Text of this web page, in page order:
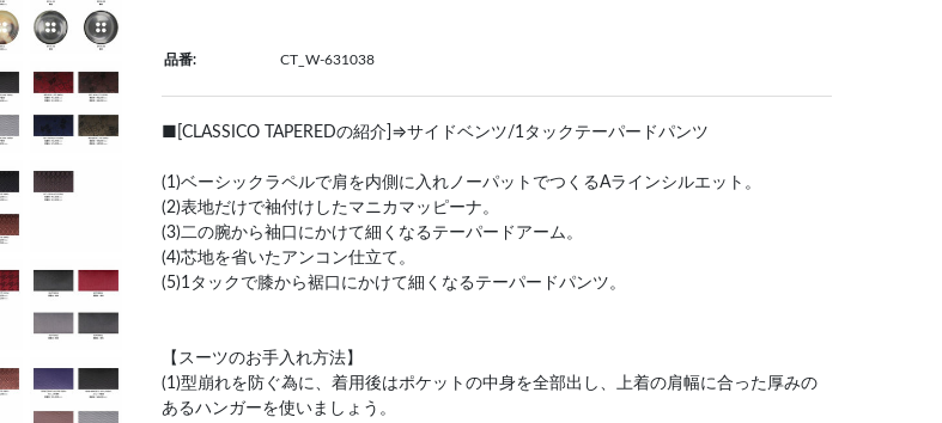
品番: CT_W-631038
■[CLASSICO TAPEREDの紹介]⇒サイドベンツ/1タックテーパードパンツ
(1)ベーシックラペルで肩を内側に入れノーパットでつくるAラインシルエット。
(2)表地だけで袖付けしたマニカマッピーナ。
(3)二の腕から袖口にかけて細くなるテーパードアーム。
(4)芯地を省いたアンコン仕立て。
(5)1タックで膝から裾口にかけて細くなるテーパードパンツ。
【スーツのお手入れ方法】
(1)型崩れを防ぐ為に、着用後はポケットの中身を全部出し、上着の肩幅に合った厚みの
あるハンガーを使いましょう。